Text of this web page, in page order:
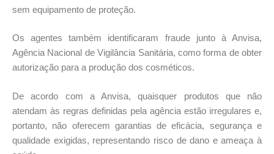
sem equipamento de proteção.
Os agentes também identificaram fraude junto à Anvisa,
Agência Nacional de Vigilância Sanitária, como forma de obter
autorização para a produção dos cosméticos.
De acordo com a Anvisa, quaisquer produtos que não
atendam às regras definidas pela agência estão irregulares e,
portanto, não oferecem garantias de eficácia, segurança e
qualidade exigidas, representando risco de dano e ameaça à